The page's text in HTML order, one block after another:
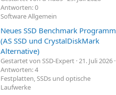
Antworten: 0
Software Allgemein
Neues SSD Benchmark Programm
(AS SSD und CrystalDiskMark
Alternative)
Gestartet von SSD-Expert 21. Juli 2026
Antworten: 4
Festplatten, SSDs und optische
Laufwerke